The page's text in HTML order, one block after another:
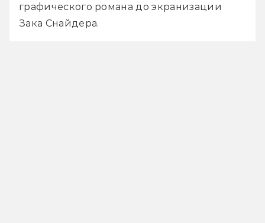
графического романа до экранизации
Зака Снайдера.